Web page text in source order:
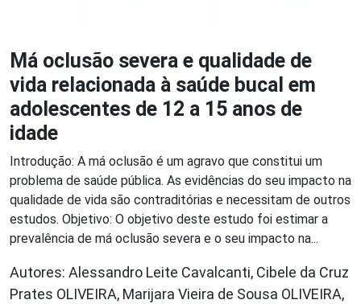
Má oclusão severa e qualidade de
vida relacionada à saúde bucal em
adolescentes de 12 a 15 anos de
idade
Introdução: A má oclusão é um agravo que constitui um
problema de saúde pública. As evidências do seu impacto na
qualidade de vida são contraditórias e necessitam de outros
estudos. Objetivo: O objetivo deste estudo foi estimar a
prevalência de má oclusão severa e o seu impacto na...
Autores: Alessandro Leite Cavalcanti, Cibele da Cruz
Prates OLIVEIRA, Marijara Vieira de Sousa OLIVEIRA,